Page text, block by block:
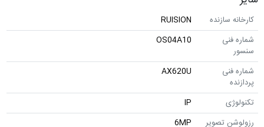
RUISION
OS04A10
AX620U
تصویر
6MP